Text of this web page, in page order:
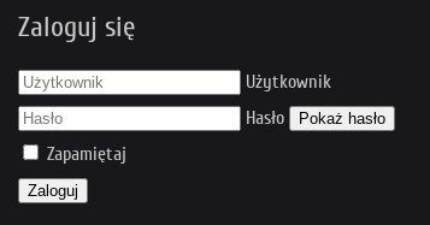
Zaloguj się
Użytkownik
Hasło
Pokaż hasło
Zapamiętaj
Zaloguj